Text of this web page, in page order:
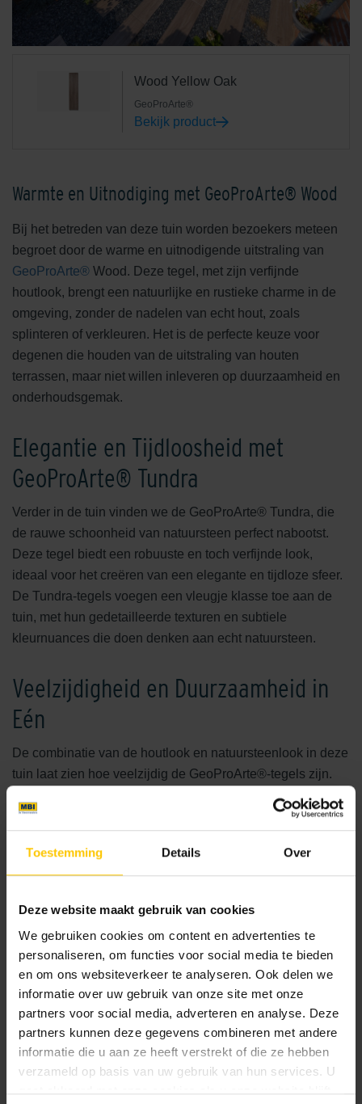
Toestemming Details Over
Deze website maakt gebruik van cookies
We gebruiken cookies om content en advertenties te
personaliseren, om functies voor social media te bieden
en om ons websiteverkeer te analyseren. Ook delen we
informatie over uw gebruik van onze site met onze
partners voor social media, adverteren en analyse. Deze
partners kunnen deze gegevens combineren met andere
informatie die u aan ze heeft verstrekt of die ze hebben
verzameld op basis van uw gebruik van hun services. U
gaat akkoord met onze cookies als u onze website blijft
Wood Yellow Oak
GeoProArte®
Bekijk product
Warmte en Uitnodiging met GeoProArte® Wood
Bij het betreden van deze tuin worden bezoekers meteen
begroet door de warme en uitnodigende uitstraling van
GeoProArte® Wood. Deze tegel, met zijn verfijnde
houtlook, brengt een natuurlijke en rustieke charme in de
omgeving, zonder de nadelen van echt hout, zoals
splinteren of verkleuren. Het is de perfecte keuze voor
degenen die houden van de uitstraling van houten
terrassen, maar niet willen inleveren op duurzaamheid en
onderhoudsgemak.
Elegantie en Tijdloosheid met
GeoProArte® Tundra
Verder in de tuin vinden we de GeoProArte® Tundra, die
de rauwe schoonheid van natuursteen perfect nabootst.
Deze tegel biedt een robuuste en toch verfijnde look,
ideaal voor het creëren van een elegante en tijdloze sfeer.
De Tundra-tegels voegen een vleugje klasse toe aan de
tuin, met hun gedetailleerde texturen en subtiele
kleurnuances die doen denken aan echt natuursteen.
Veelzijdigheid en Duurzaamheid in
Eén
De combinatie van de houtlook en natuursteenlook in deze
tuin laat zien hoe veelzijdig de GeoProArte®-tegels zijn.
verschillende tuinontwerpen, van modern en strak tot
tegen de elementen en blijven ze er jarenlang mooi uitzien,
ongeacht het weer.
Laat Je Inspireren door
GeoProArte®
Laat je inspireren door deze tuin in Alphen aan den Rijn en
ontdek de vele mogelijkheden die GeoProArte® biedt. Of
je nu droomt van een serene buitenoase, een gezellige
plek voor familie en vrienden, of een stijlvolle voortuin die
de trotse entree van je huis vormt, met GeoProArte® kun je
je visie werkelijkheid laten worden. Het is de perfecte mix